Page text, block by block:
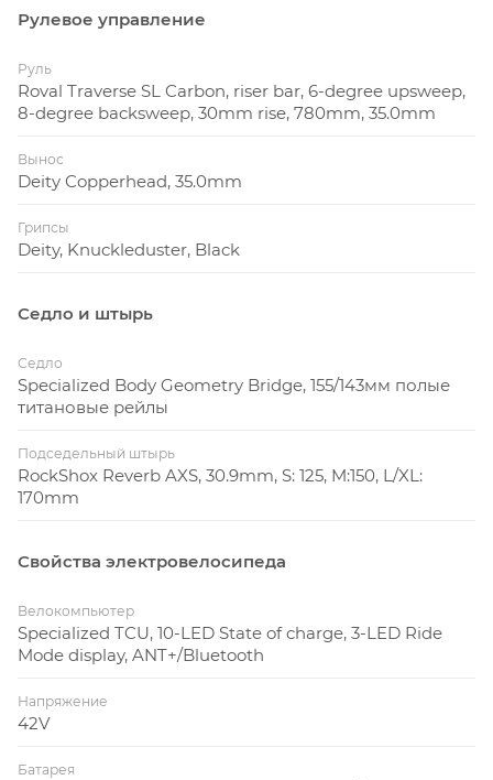
Рулевое управление
Руль
Roval Traverse SL Carbon, riser bar, 6-degree upsweep,
8-degree backsweep, 30mm rise, 780mm, 35.0mm
Вынос
Deity Copperhead, 35.0mm
Грипсы
Deity, Knuckleduster, Black
Седло и штырь
Седло
Specialized Body Geometry Bridge, 155/143мм полые
титановые рейлы
Подседельный штырь
RockShox Reverb AXS, 30.9mm, S: 125, M:150, L/XL:
170mm
Свойства электровелосипеда
Велокомпьютер
Specialized TCU, 10-LED State of charge, 3-LED Ride
Mode display, ANT+/Bluetooth
Напряжение
42V
Батарея